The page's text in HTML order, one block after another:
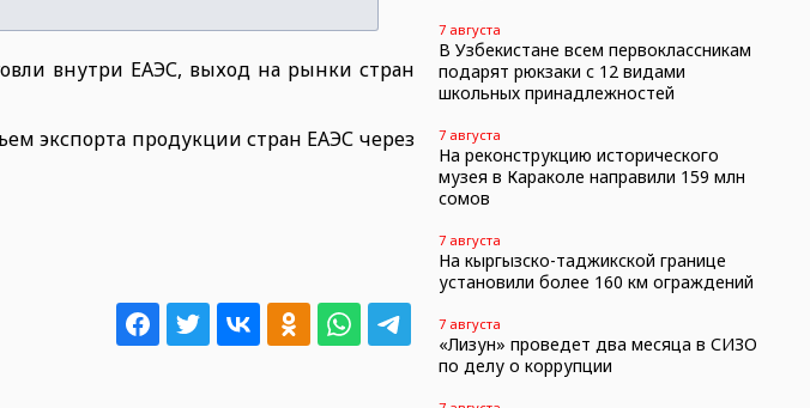
внутри ЕАЭС, выход на рынки стран
экспорта продукции стран ЕАЭС через
7 августа
В Узбекистане всем первоклассникам
подарят рюкзаки с 12 видами
школьных принадлежностей
7 августа
На реконструкцию исторического
музея в Караколе направили 159 млн
сомов
7 августа
На кыргызско-таджикской границе
установили более 160 км ограждений
7 августа
«Лизун» проведет два месяца в СИЗО
по делу о коррупции